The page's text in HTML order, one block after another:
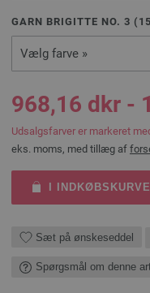
GARN BRIGITTE NO. 3 (
Vælg farve »
968,16 dkr -
Udsalgsfarver er markeret
eks. moms, med tillæg af
I
Sæt på ønskeseddel
Spørgsmål om denne